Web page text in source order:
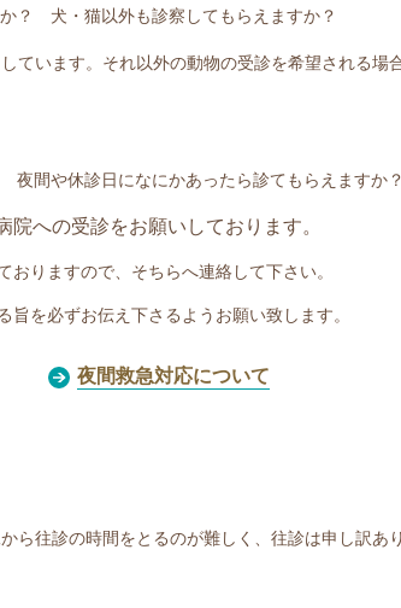
？ 犬・猫以外も診察してもらえますか？
ています。それ以外の動物の受診を希望される場
間や休診日になにかあったら診てもらえますか？
院への受診をお願いしております。
おりますので、そちらへ連絡して下さい。
旨を必ずお伝え下さるようお願い致します。
夜間救急対応について
ら往診の時間をとるのが難しく、往診は申し訳あ